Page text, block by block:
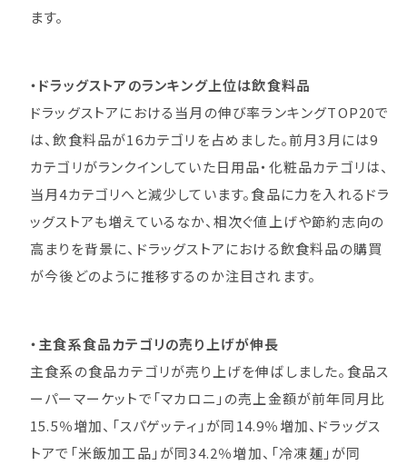
ます。
・ドラッグストアのランキング上位は飲食料品
ドラッグストアにおける当月の伸び率ランキングTOP20で
は、飲食料品が16カテゴリを占めました。前月3月には9
カテゴリがランクインしていた日用品・化粧品カテゴリは、
当月4カテゴリへと減少しています。食品に力を入れるドラ
ッグストアも増えているなか、相次ぐ値上げや節約志向の
高まりを背景に、ドラッグストアにおける飲食料品の購買
が今後どのように推移するのか注目されます。
・主食系食品カテゴリの売り上げが伸長
主食系の食品カテゴリが売り上げを伸ばしました。食品ス
ーパーマーケットで「マカロニ」の売上金額が前年同月比
15.5％増加、「スパゲッティ」が同14.9％増加、ドラッグス
トアで「米飯加工品」が同34.2％増加、「冷凍麺」が同